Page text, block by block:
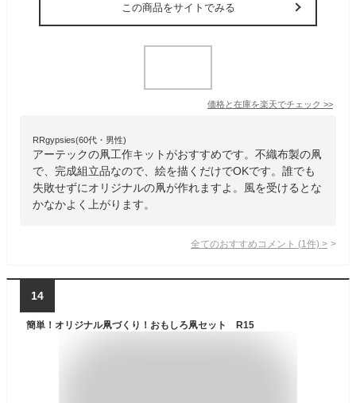
この商品をサイトでみる
価格と在庫を楽天でチェック >>
RRgypsies(60代・男性)
アーテックの凧工作キットがおすすめです。不織布製の凧
で、完成組立品なので、絵を描くだけでOKです。誰でも
失敗せずにオリジナルの凧が作れますよ。風を受けるとな
かなかよく上がります。
全てのおすすめコメント (1 件) >
14
簡単！オリジナル凧づくり！おもしろ凧セット R15